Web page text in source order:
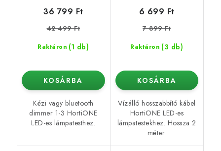
Raktáron (1 db)
36 799 Ft
42 499 Ft
KOSÁRBA
Kézi vagy bluetooth
dimmer 1-3 HortiONE
LED-es lámpatesthez.
Raktáron (3 db)
6 699 Ft
7 899 Ft
KOSÁRBA
Vízálló hosszabbító kábel
HortiONE LED-es
lámpatestekhez. Hossza 2
méter.